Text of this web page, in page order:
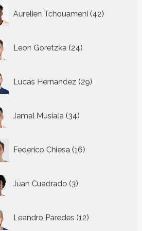
Aurelien Tchouameni 42
producten
Leon Goretzka 24
producten
Lucas Hernandez 29
producten
Jamal Musiala 34
producten
Federico Chiesa 16
producten
Juan Cuadrado 3
producten
Leandro Paredes 12
producten